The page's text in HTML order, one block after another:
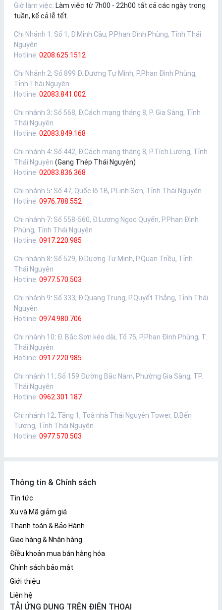
Giờ làm việc: Làm việc từ 7h00 - 22h00 tất cả các ngày trong
tuần, kể cả lễ tết.
Chi Nhánh 1 : Số 1, Đ.Minh Cầu, P.Phan Đình Phùng, Tỉnh Thái
Nguyên
Hotline: 0208.625.1512
Chi Nhánh 2: Số 899 Đ. Dương Tự Minh, P.Phan Đình Phùng,
Tỉnh Thái Nguyên
Hotline: 02083.841.002
Chi nhánh 3: Số 568, Đ.Cách mạng tháng 8, P. Gia Sàng, Tỉnh
Thái Nguyên
Hotline: 02083.849.168
Chi nhánh 4: Số 442, Đ.Cách mạng tháng 8, P.Tích Lương, Tỉnh
Thái Nguyên (Gang Thép Thái Nguyên)
Hotline: 02083.836.368
Chi nhánh 5: Số 47, Quốc lộ 1B, P.Linh Sơn, Tỉnh Thái Nguyên
Hotline: 0976.788.552
Chi nhánh 7: Số 558-560, Đ.Lương Ngọc Quyến, P.Phan Đình
Phùng, Tỉnh Thái Nguyên
Hotline: 0917.220.985
Chi nhánh 8: Số 529, Đ.Dương Tự Minh, P.Quan Triều, Tỉnh
Thái Nguyên
Hotline: 0977.570.503
Chi nhánh 9: Số 333, Đ.Quang Trung, P.Quyết Thắng, Tỉnh Thái
Nguyên
Hotline: 0974.980.706
Chi nhánh 10: Đ. Bắc Sơn kéo dài, Tổ 75, P.Phan Đình Phùng, T.
Thái Nguyên
Hotline: 0917.220.985
Chi nhánh 11 : Số 159 Đường Bắc Nam, Phường Gia Sàng, TP.
Thái Nguyên
Hotline: 0962.301.187
Chi nhánh 12: Tầng 1, Toà nhà Thái Nguyên Tower, Đ.Bến
Tượng, Tỉnh Thái Nguyên
Hotline: 0977.570.503
Thông tin & Chính sách
Tin tức
Xu và Mã giảm giá
Thanh toán & Bảo Hành
Giao hàng & Nhận hàng
Điều khoản mua bán hàng hóa
Chính sách bảo mật
Giới thiệu
Liên hệ
TẢI ỨNG DỤNG TRÊN ĐIỆN THOẠI